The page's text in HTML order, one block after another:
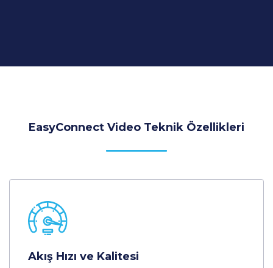
EasyConnect Video Teknik Özellikleri
Akış Hızı ve Kalitesi